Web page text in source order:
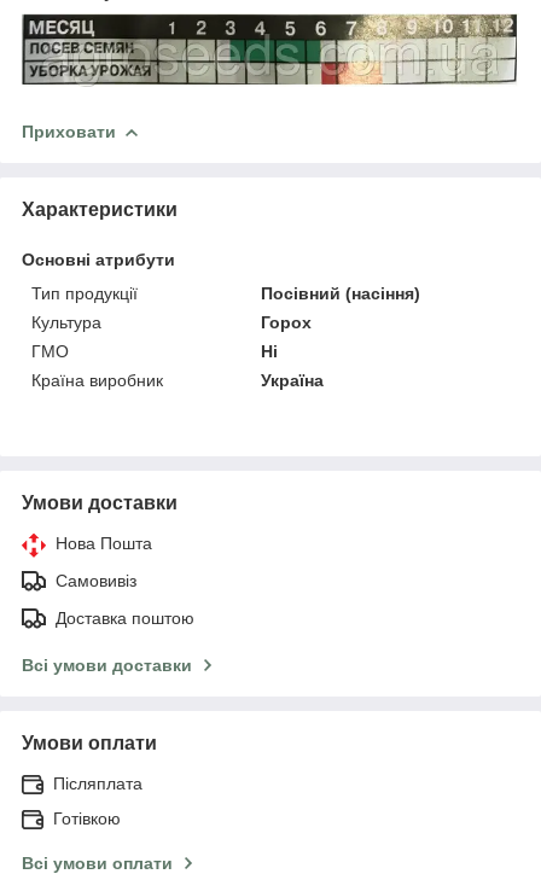
Приховати
Характеристики
Основні атрибути
Тип продукції
Посівний (насіння)
Культура
Горох
ГМО
Ні
Країна виробник
Україна
Умови доставки
Нова Пошта
Самовивіз
Доставка поштою
Всі умови доставки
Умови оплати
Післяплата
Готівкою
Всі умови оплати